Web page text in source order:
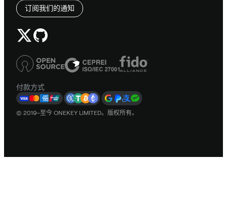
订阅我们的通知
付款方式
© 2019–至今 ONEKEY LIMITED。版权所有。